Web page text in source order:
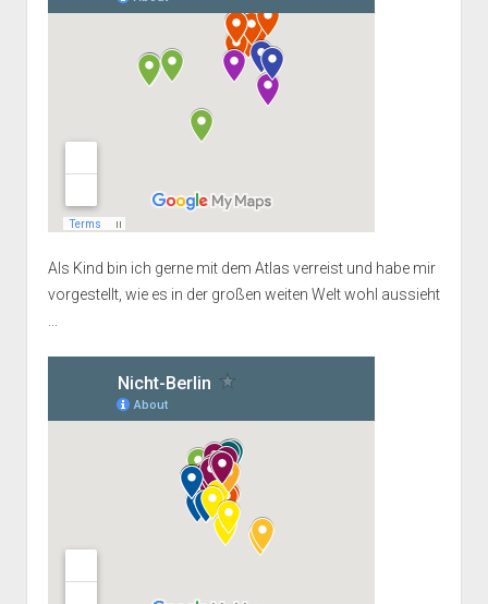
Als Kind bin ich gerne mit dem Atlas verreist und habe mir
vorgestellt, wie es in der großen weiten Welt wohl aussieht